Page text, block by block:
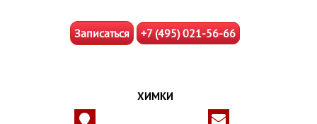
Записаться +7 (495) 021-56-66
ХИМКИ